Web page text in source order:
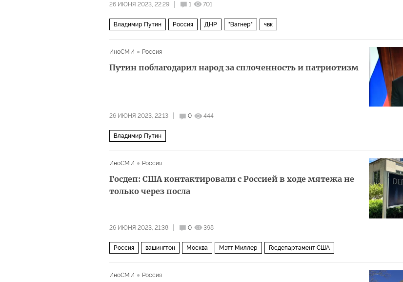
26 ИЮНЯ 2023, 22:29 1 701
Владимир Путин Россия ДНР "Вагнер" чвк
ИноСМИ Россия
Путин поблагодарил народ за сплоченность и патриотизм
26 ИЮНЯ 2023, 22:13 0 444
Владимир Путин
ИноСМИ Россия
Госдеп: США контактировали с Россией в ходе мятежа не
только через посла
26 ИЮНЯ 2023, 21:38 0 398
Россия вашингтон Москва Мэтт Миллер Госдепартамент США
ИноСМИ Россия